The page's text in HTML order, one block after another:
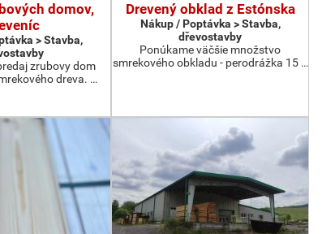
domov,
> Stavba,
zrubovy dom
dreva. …
Drevený obklad z Estónska
Nákup / Poptávka > Stavba,
dřevostavby
Ponúkame väčšie množstvo
smrekového obkladu - perodrážka 15 …